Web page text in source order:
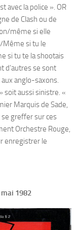
avec la police ». OR
de Clash ou de
même si elle
Même si tu le
si tu te la shootais
d’autres se sont
anglo-saxons.
soit aussi sinistre. «
Marquis de Sade,
greffer sur ces
Orchestre Rouge,
enregistrer le
mai 1982